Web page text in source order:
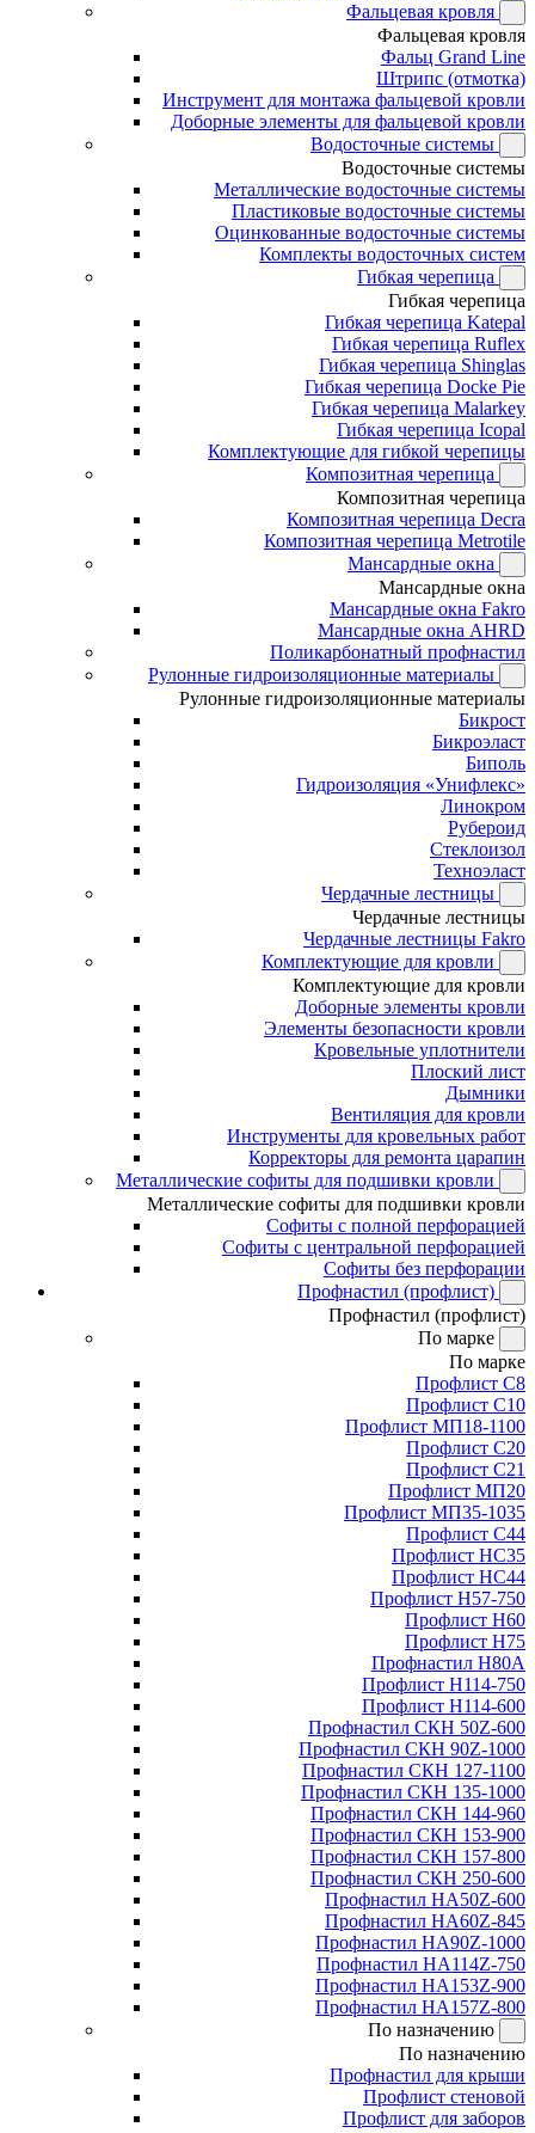
Фальцевая кровля
Фальцевая кровля
Фальц Grand Line
Штрипс (отмотка)
Инструмент для монтажа фальцевой кровли
Доборные элементы для фальцевой кровли
Водосточные системы
Водосточные системы
Металлические водосточные системы
Пластиковые водосточные системы
Оцинкованные водосточные системы
Комплекты водосточных систем
Гибкая черепица
Гибкая черепица
Гибкая черепица Katepal
Гибкая черепица Ruflex
Гибкая черепица Shinglas
Гибкая черепица Docke Pie
Гибкая черепица Malarkey
Гибкая черепица Icopal
Комплектующие для гибкой черепицы
Композитная черепица
Композитная черепица
Композитная черепица Decra
Композитная черепица Metrotile
Мансардные окна
Мансардные окна
Мансардные окна Fakro
Мансардные окна AHRD
Поликарбонатный профнастил
Рулонные гидроизоляционные материалы
Рулонные гидроизоляционные материалы
Бикрост
Бикроэласт
Биполь
Гидроизоляция «Унифлекс»
Линокром
Рубероид
Стеклоизол
Техноэласт
Чердачные лестницы
Чердачные лестницы
Чердачные лестницы Fakro
Комплектующие для кровли
Комплектующие для кровли
Доборные элементы кровли
Элементы безопасности кровли
Кровельные уплотнители
Плоский лист
Дымники
Вентиляция для кровли
Инструменты для кровельных работ
Корректоры для ремонта царапин
Металлические софиты для подшивки кровли
Металлические софиты для подшивки кровли
Софиты с полной перфорацией
Софиты с центральной перфорацией
Софиты без перфорации
Профнастил (профлист)
Профнастил (профлист)
По марке
По марке
Профлист С8
Профлист С10
Профлист МП18-1100
Профлист С20
Профлист С21
Профлист МП20
Профлист МП35-1035
Профлист С44
Профлист НС35
Профлист НС44
Профлист Н57-750
Профлист Н60
Профлист Н75
Профнастил Н80А
Профлист Н114-750
Профлист Н114-600
Профнастил СКН 50Z-600
Профнастил СКН 90Z-1000
Профнастил СКН 127-1100
Профнастил СКН 135-1000
Профнастил СКН 144-960
Профнастил СКН 153-900
Профнастил СКН 157-800
Профнастил СКН 250-600
Профнастил НА50Z-600
Профнастил НА60Z-845
Профнастил НА90Z-1000
Профнастил НА114Z-750
Профнастил НА153Z-900
Профнастил НА157Z-800
По назначению
По назначению
Профнастил для крыши
Профлист стеновой
Профлист для заборов